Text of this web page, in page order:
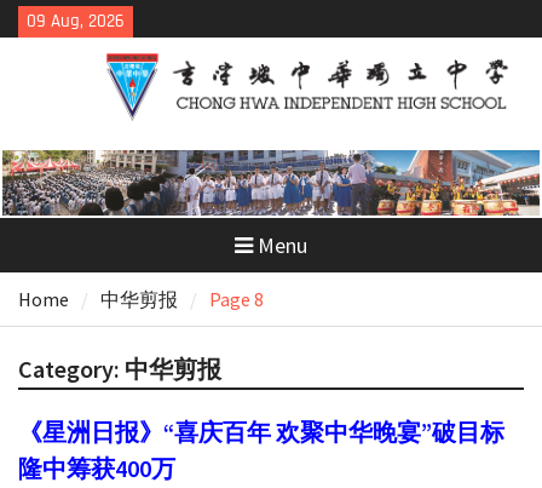
Skip
to
09 Aug, 2026
Menu
Home 中华剪报 Page 8
Category: 中华剪报
《星洲日报》“喜庆百年 欢聚中华晚宴”破目标
隆中筹获400万